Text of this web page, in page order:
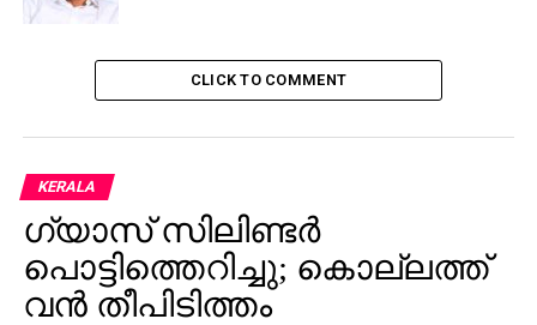
CLICK TO COMMENT
KERALA
ഗ്യാസ് സിലിണ്ടര്‍
പൊട്ടിത്തെറിച്ചു; കൊല്ലത്ത്
വന്‍ തീപിടിത്തം